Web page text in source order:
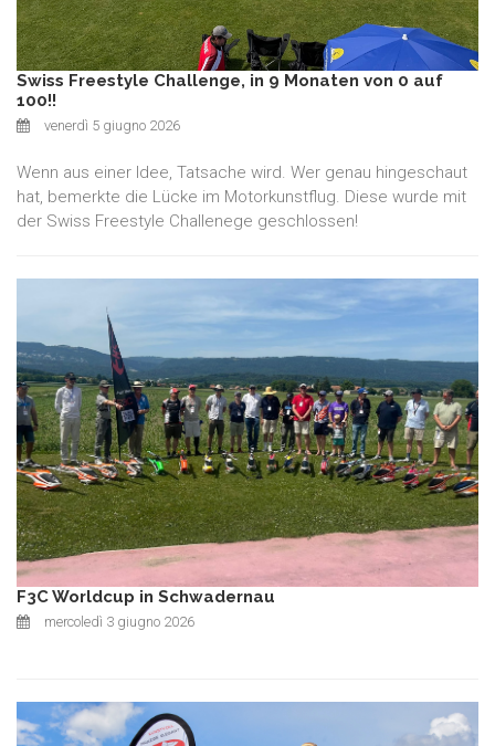
Swiss Freestyle Challenge, in 9 Monaten von 0 auf
100!!
venerdì 5 giugno 2026
Wenn aus einer Idee, Tatsache wird. Wer genau hingeschaut
hat, bemerkte die Lücke im Motorkunstflug. Diese wurde mit
der Swiss Freestyle Challenege geschlossen!
F3C Worldcup in Schwadernau
mercoledì 3 giugno 2026